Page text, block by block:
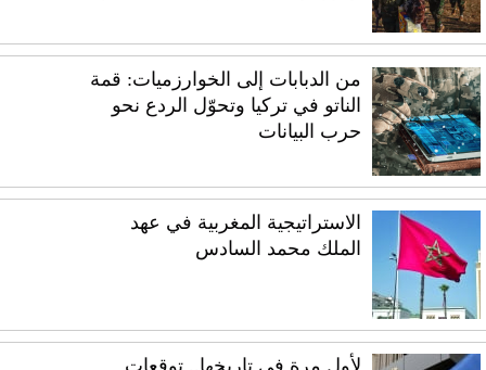
من الدبابات إلى الخوارزميات: قمة
الناتو في تركيا وتحوّل الردع نحو
حرب البيانات
الاستراتيجية المغربية في عهد
الملك محمد السادس
لأول مرة في تاريخها.. توقعات